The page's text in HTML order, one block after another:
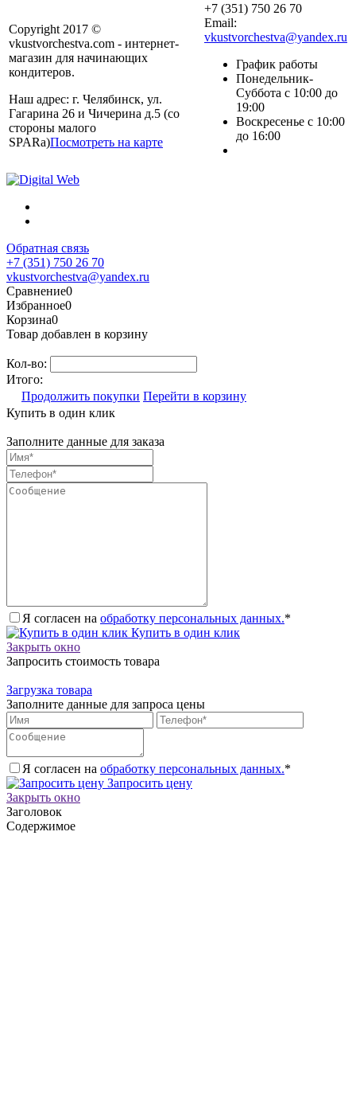
Copyright 2017 ©
vkustvorchestva.com - интернет-
магазин для начинающих
кондитеров.
Наш адрес: г. Челябинск, ул.
Гагарина 26 и Чичерина д.5 (со
стороны малого
SPARa)Посмотреть на карте
+7 (351) 750 26 70
Email:
vkustvorchestva@yandex.ru
График работы
Понедельник-
Суббота с 10:00 до
19:00
Воскресенье с 10:00
до 16:00
Обратная связь
+7 (351) 750 26 70
vkustvorchestva@yandex.ru
Сравнение0
Избранное0
Корзина0
Товар добавлен в корзину
Кол-во:
Итого:
Продолжить покупки Перейти в корзину
Купить в один клик
Заполните данные для заказа
Я согласен на обработку персональных данных.*
Купить в один клик
Закрыть окно
Запросить стоимость товара
Загрузка товара
Заполните данные для запроса цены
Я согласен на обработку персональных данных.*
Запросить цену
Закрыть окно
Заголовок
Содержимое